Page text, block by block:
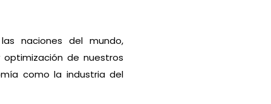
naciones del mundo,
de nuestros
como la industria del